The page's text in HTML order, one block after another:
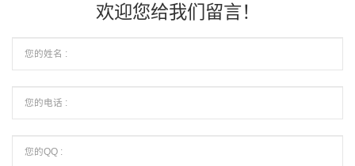
欢迎您给我们留言！